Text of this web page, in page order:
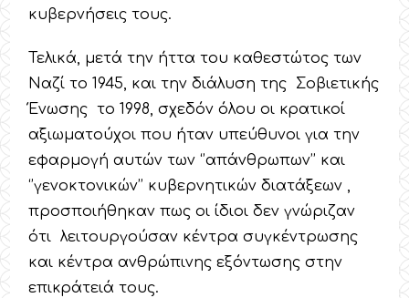
κυβερνήσεις τους.
Τελικά, μετά την ήττα του καθεστώτος των
Ναζί το 1945, και την διάλυση της Σοβιετικής
Ένωσης το 1998, σχεδόν όλου οι κρατικοί
αξιωματούχοι που ήταν υπεύθυνοι για την
εφαρμογή αυτών των ‘’απάνθρωπων’’ και
‘’γενοκτονικών’’ κυβερνητικών διατάξεων ,
προσποιήθηκαν πως οι ίδιοι δεν γνώριζαν
ότι λειτουργούσαν κέντρα συγκέντρωσης
και κέντρα ανθρώπινης εξόντωσης στην
επικράτειά τους.